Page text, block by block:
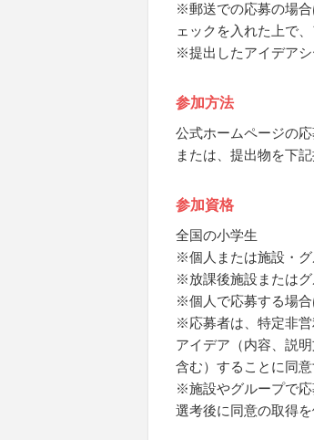
※郵送での応募の場
ェックを入れた上で
※提出したアイデア
参加方法
公式ホームページの
または、提出物を下
参加資格
全国の小学生
※個人または施設・
※放課後施設または
※個人で応募する場
※応募者は、特定非
アイデア（内容、説
含む）することに同
※施設やグループで応
選考後に同意の取得